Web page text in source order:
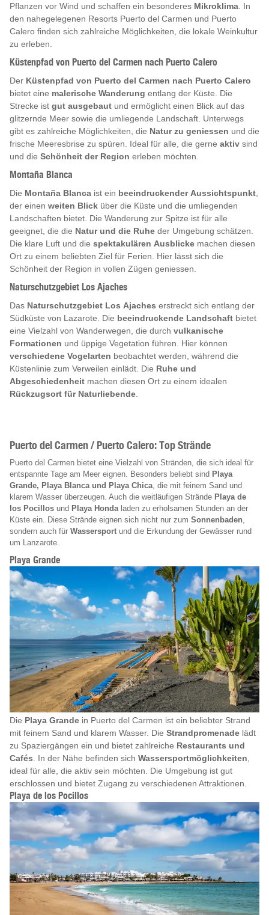
Pflanzen vor Wind und schaffen ein besonderes Mikroklima . In
den nahegelegenen Resorts Puerto del Carmen und Puerto
Calero finden sich zahlreiche Möglichkeiten, die lokale Weinkultur
zu erleben.
Küstenpfad von Puerto del Carmen nach Puerto Calero
Der Küstenpfad von Puerto del Carmen nach Puerto Calero
bietet eine malerische Wanderung entlang der Küste. Die
Strecke ist gut ausgebaut und ermöglicht einen Blick auf das
glitzernde Meer sowie die umliegende Landschaft. Unterwegs
gibt es zahlreiche Möglichkeiten, die Natur zu geniessen und die
frische Meeresbrise zu spüren. Ideal für alle, die gerne aktiv sind
und die Schönheit der Region erleben möchten.
Montaña Blanca
Die Montaña Blanca ist ein beeindruckender Aussichtspunkt
der einen weiten Blick über die Küste und die umliegenden
Landschaften bietet. Die Wanderung zur Spitze ist für alle
geeignet, die die Natur und die Ruhe der Umgebung schätzen.
Die klare Luft und die spektakulären Ausblicke machen diesen
Ort zu einem beliebten Ziel für Ferien. Hier lässt sich die
Schönheit der Region in vollen Zügen geniessen.
Naturschutzgebiet Los Ajaches
Das Naturschutzgebiet Los Ajaches erstreckt sich entlang der
Südküste von Lazarote. Die beeindruckende Landschaft bietet
eine Vielzahl von Wanderwegen, die durch vulkanische
Formationen und üppige Vegetation führen. Hier können
verschiedene Vogelarten beobachtet werden, während die
Küstenlinie zum Verweilen einlädt. Die Ruhe und
Abgeschiedenheit machen diesen Ort zu einem idealen
Rückzugsort für Naturliebende
Puerto del Carmen / Puerto Calero: Top Strände
Puerto del Carmen bietet eine Vielzahl von Stränden, die sich ideal für
entspannte Tage am Meer eignen. Besonders beliebt sind Playa
Grande, Playa Blanca und Playa Chica , die mit feinem Sand und
klarem Wasser überzeugen. Auch die weitläufigen Strände Playa de
los Pocillos und Playa Honda laden zu erholsamen Stunden an der
Küste ein. Diese Strände eignen sich nicht nur zum Sonnenbaden
sondern auch für Wassersport und die Erkundung der Gewässer rund
um Lanzarote.
Playa Grande
Die Playa Grande in Puerto del Carmen ist ein beliebter Strand
mit feinem Sand und klarem Wasser. Die Strandpromenade lädt
zu Spaziergängen ein und bietet zahlreiche Restaurants und
Cafés. In der Nähe befinden sich Wassersportmöglichkeiten,
ideal für alle, die aktiv sein möchten. Die Umgebung ist gut
erschlossen und bietet Zugang zu verschiedenen Attraktionen.
Playa de los Pocillos